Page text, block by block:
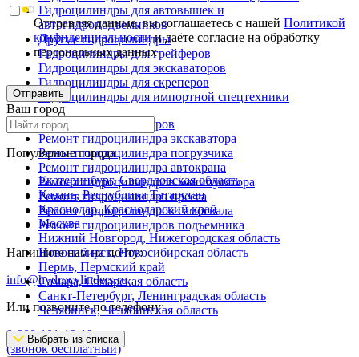
Гидроцилиндры для автовышек и
автогидроподъемников
Другие гидроцилиндры
Гидроцилиндры для грейферов
Гидроцилиндры для экскаваторов
Гидроцилиндры для скреперов
Гидроцилиндры для импортной спецтехники
Ремонт гидроцилиндров
Ремонт гидроцилиндра экскаватора
Ремонт гидроцилиндра погрузчика
Ремонт гидроцилиндра автокрана
Ремонт гидроцилиндров манипулятора
Ремонт гидроцилиндра пресса
Ремонт гидроцилиндров самосвала
Ремонт гидроцилиндров подъемника
Напишите нам на почту:
info@hydrocylinders.ru
Или позвоните по телефону:
8-800-101-19-19
(звонок бесплатный)
Отправляя данные, вы соглашаетесь с нашейПолитикой
конфиденциальностии даёте согласие на обработку
персональных данных
Отправить
Ваш город
Популярные города
Екатеринбург, Свердловская область
Казань, Республика Татарстан
Краснодар, Краснодарский край
Москва
Нижний Новгород, Нижегородская область
Новосибирск, Новосибирская область
Пермь, Пермский край
Самара, Самарская область
Санкт-Петербург, Ленинградская область
Челябинск, Челябинская область
Выбрать из списка